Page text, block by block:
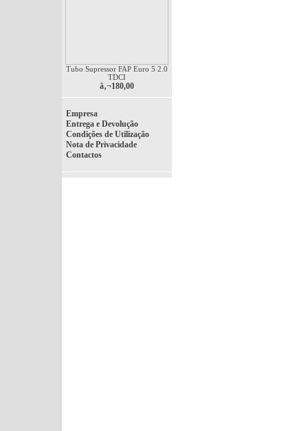
Tubo Supressor FAP Euro 5 2.0
TDCI
â‚¬180,00
Empresa
Entrega e Devolução
Condições de Utilização
Nota de Privacidade
Contactos